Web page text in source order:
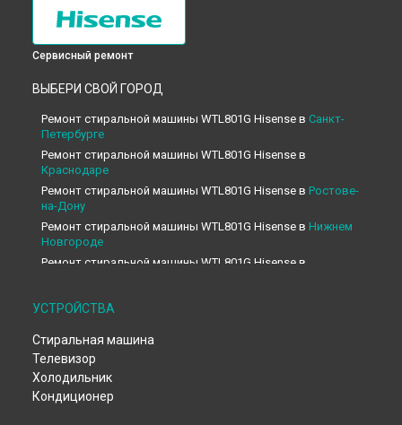
Сервисный ремонт
ВЫБЕРИ СВОЙ ГОРОД
Ремонт стиральной машины WTL801G Hisense в Санкт-
Петербурге
Ремонт стиральной машины WTL801G Hisense в
Краснодаре
Ремонт стиральной машины WTL801G Hisense в Ростове-
на-Дону
Ремонт стиральной машины WTL801G Hisense в Нижнем
Новгороде
Ремонт стиральной машины WTL801G Hisense в
Ремонт стиральной машины WTL801G Hisense в
Челябинске
Ремонт стиральной машины WTL801G Hisense в
Екатеринбурге
Ремонт стиральной машины WTL801G Hisense в
Ремонт стиральной машины WTL801G Hisense в
УСТРОЙСТВА
Стиральная машина
Телевизор
Холодильник
Кондиционер